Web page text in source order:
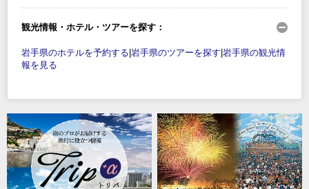
観光情報・ホテル・ツアーを探す：
岩手県のホテルを予約する 岩手県のツアーを探す 岩手県の観光情
報を見る